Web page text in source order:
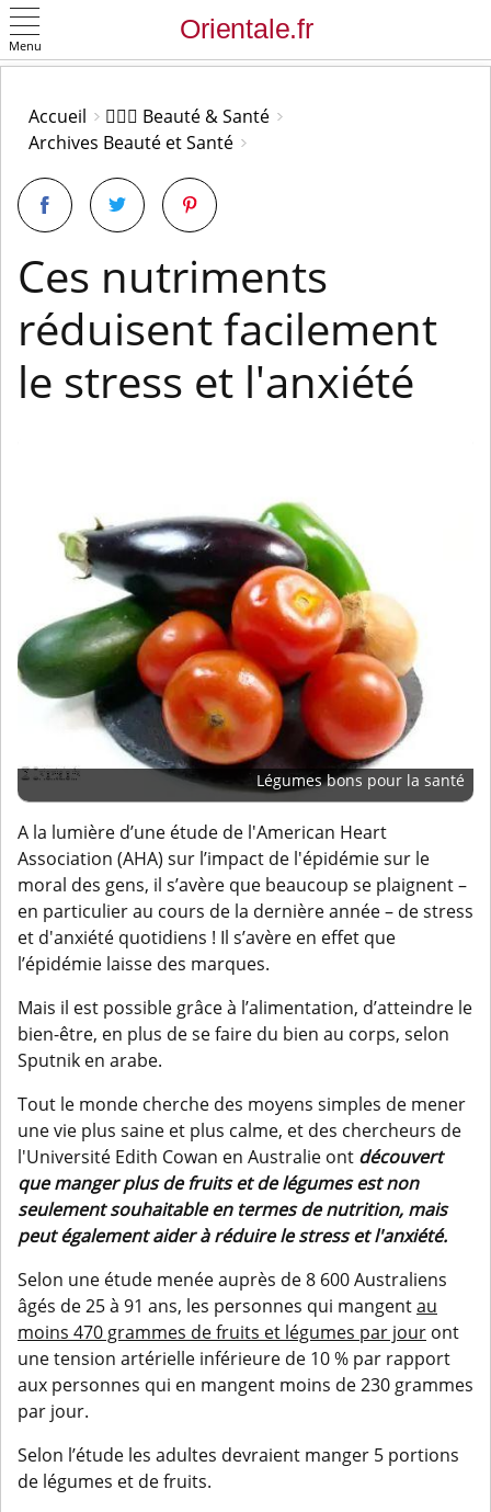
Menu
Accueil
👩🏻‍⚕️ Beauté & Santé
Archives Beauté et Santé
Ces nutriments
réduisent facilement
le stress et l'anxiété
Légumes bons pour la santé
A la lumière d’une étude de l'American Heart
Association (AHA) sur l’impact de l'épidémie sur le
moral des gens, il s’avère que beaucoup se plaignent –
en particulier au cours de la dernière année – de stress
et d'anxiété quotidiens ! Il s’avère en effet que
l’épidémie laisse des marques.
Mais il est possible grâce à l’alimentation, d’atteindre le
bien-être, en plus de se faire du bien au corps, selon
Sputnik en arabe.
Tout le monde cherche des moyens simples de mener
une vie plus saine et plus calme, et des chercheurs de
l'Université Edith Cowan en Australie ont découvert
que manger plus de fruits et de légumes est non
seulement souhaitable en termes de nutrition, mais
peut également aider à réduire le stress et l'anxiété.
Selon une étude menée auprès de 8 600 Australiens
âgés de 25 à 91 ans, les personnes qui mangentau
moins 470 grammes de fruits et légumes par jour ont
une tension artérielle inférieure de 10 % par rapport
aux personnes qui en mangent moins de 230 grammes
par jour.
Selon l’étude les adultes devraient manger 5 portions
de légumes et de fruits.